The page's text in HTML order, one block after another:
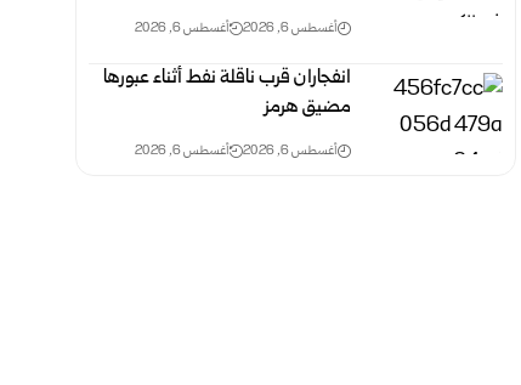
أغسطس 6, 2026 أغسطس 6, 2026
انفجاران قرب ناقلة نفط أثناء عبورها
مضيق هرمز
أغسطس 6, 2026 أغسطس 6, 2026